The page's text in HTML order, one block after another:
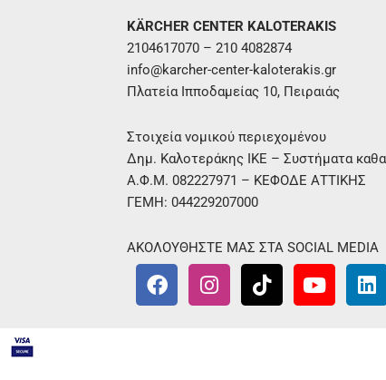
KÄRCHER CENTER KALOTERAKIS
2104617070 – 210 4082874
info@karcher-center-kaloterakis.gr
Πλατεία Ιπποδαμείας 10, Πειραιάς
Στοιχεία νομικού περιεχομένου
Δημ. Καλοτεράκης ΙΚΕ – Συστήματα
Α.Φ.Μ. 082227971 – ΚΕΦΟΔΕ ΑΤΤΙΚΗΣ
ΓΕΜΗ: 044229207000
ΑΚΟΛΟΥΘΗΣΤΕ ΜΑΣ ΣΤΑ SOCIAL MEDIA
F
a
I
n
T
i
Y
o
L
i